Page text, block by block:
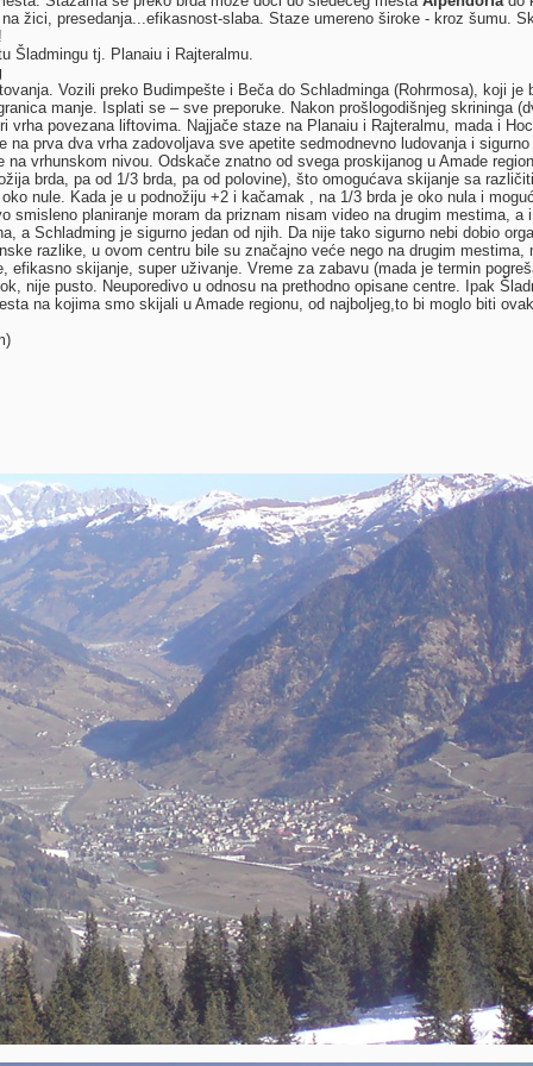
žici, presedanja...efikasnost-slaba. Staze umereno široke - kroz šumu.
Šladmingu tj. Planaiu i Rajteralmu.
Vozili preko Budimpešte i Beča do Schladminga (Rohrmosa), koji
manje. Isplati se – sve preporuke. Nakon prošlogodišnjeg skrininga
vrha povezana liftovima. Najjače staze na Planaiu i Rajteralmu, mada i
na prva dva vrha zadovoljava sve apetite sedmodnevno ludovanja i
na vrhunskom nivou. Odskače znatno od svega proskijanog u Amade
brda, pa od 1/3 brda, pa od polovine), što omogućava skijanje sa
nule. Kada je u podnožiju +2 i kačamak , na 1/3 brda je oko nula i
smisleno planiranje moram da priznam nisam video na drugim mestima,
a Schladming je sigurno jedan od njih. Da nije tako sigurno nebi dobio
razlike, u ovom centru bile su značajno veće nego na drugim
efikasno skijanje, super uživanje. Vreme za zabavu (mada je termin
nije pusto. Neuporedivo u odnosu na prethodno opisane centre. Ipak
na kojima smo skijali u Amade regionu, od najboljeg,to bi moglo biti